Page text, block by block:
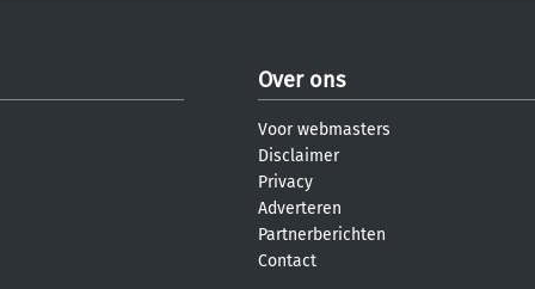
Over ons
Voor webmasters
Disclaimer
Privacy
Adverteren
Partnerberichten
Contact